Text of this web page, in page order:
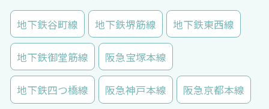
地下鉄谷町線 地下鉄堺筋線 地下鉄東西線
地下鉄御堂筋線 阪急宝塚本線
地下鉄四つ橋線 阪急神戸本線 阪急京都本線